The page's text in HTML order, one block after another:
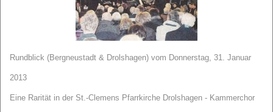
Rundblick (Bergneustadt & Drolshagen) vom Donnerstag, 31. Januar
2013
Eine Rarität in der St.-Clemens Pfarrkirche Drolshagen - Kammerchor